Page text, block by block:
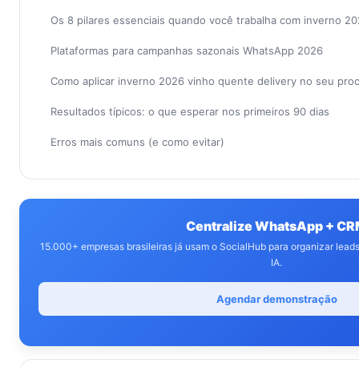
Os 8 pilares essenciais quando você trabalha com inverno
Plataformas para campanhas sazonais WhatsApp 2026
Como aplicar inverno 2026 vinho quente delivery no seu
Resultados típicos: o que esperar nos primeiros 90 dias
Erros mais comuns (e como evitar)
Centralize WhatsApp +
15.000+ empresas brasileiras já usam o SocialHub para organizar
IA.
Agendar demonstração